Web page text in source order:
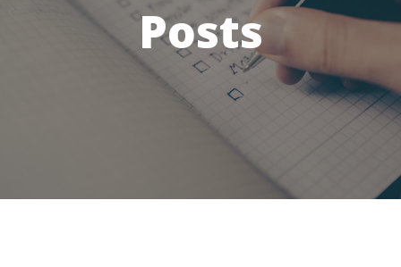
Posts